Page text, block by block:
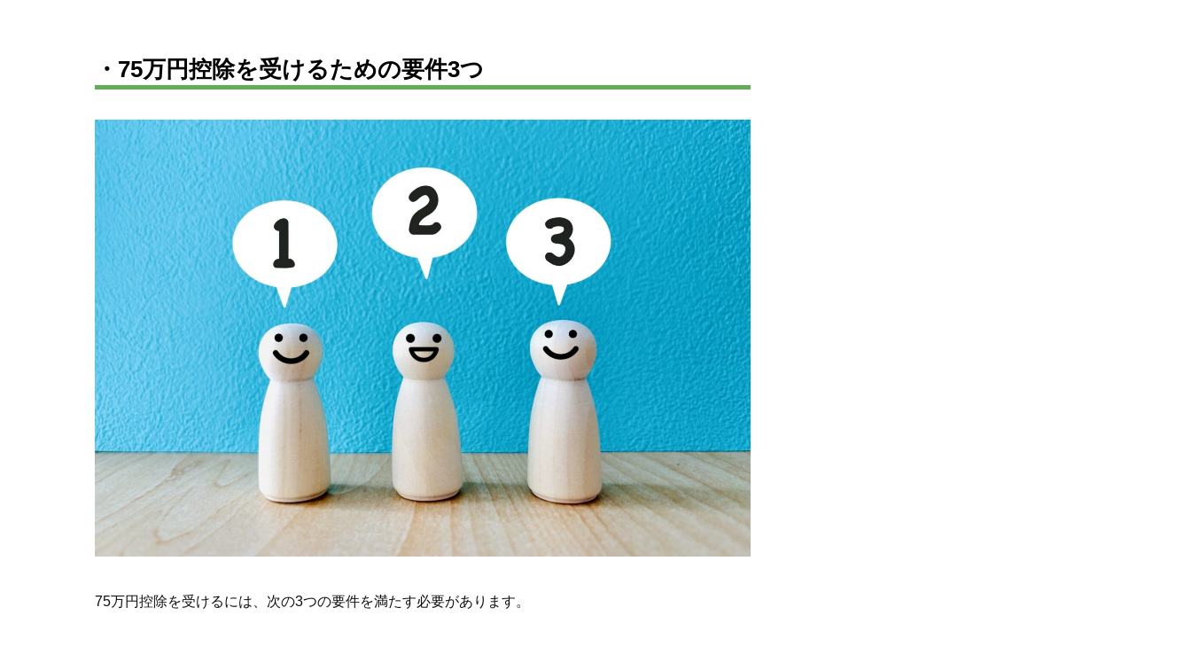
・75万円控除を受けるための要件3つ
75万円控除を受けるには、次の3つの要件を満たす必要があります。